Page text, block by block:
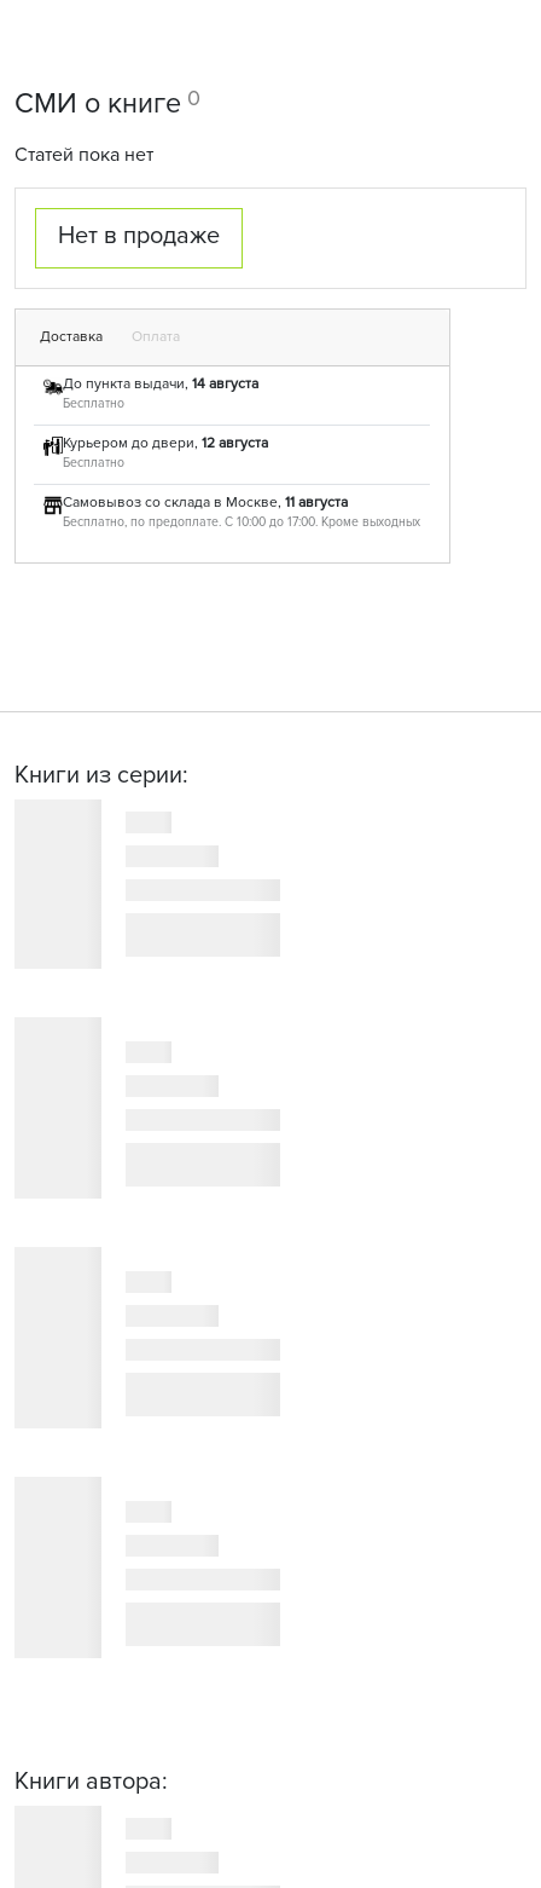
СМИ о книге 0
Статей пока нет
Нет в продаже
Доставка Оплата
До пункта выдачи, 14 августа
Бесплатно
Курьером до двери, 12 августа
Бесплатно
Самовывоз со склада в Москве, 11 августа
Бесплатно, по предоплате. С 10:00 до 17:00. Кроме выходных
Книги из серии:
Книги автора: